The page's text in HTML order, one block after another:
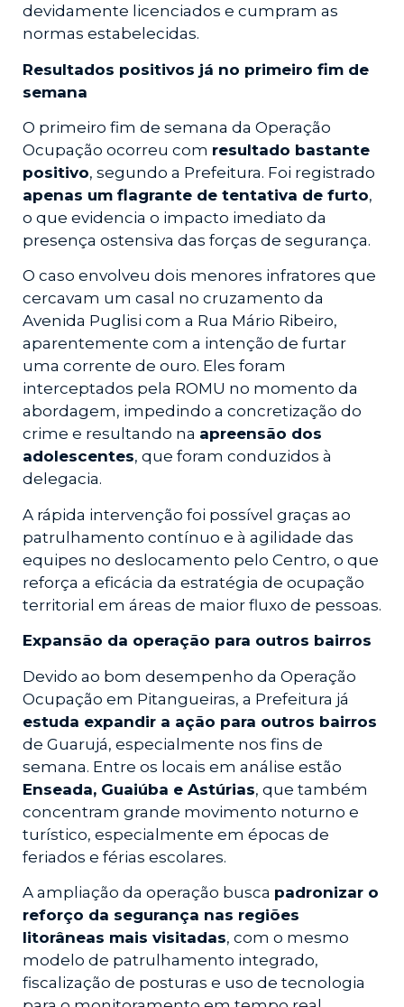
devidamente licenciados e cumpram as
normas estabelecidas.
Resultados positivos já no primeiro fim de
semana
O primeiro fim de semana da Operação
Ocupação ocorreu com resultado bastante
positivo, segundo a Prefeitura. Foi registrado
apenas um flagrante de tentativa de furto,
o que evidencia o impacto imediato da
presença ostensiva das forças de segurança.
O caso envolveu dois menores infratores que
cercavam um casal no cruzamento da
Avenida Puglisi com a Rua Mário Ribeiro,
aparentemente com a intenção de furtar
uma corrente de ouro. Eles foram
interceptados pela ROMU no momento da
abordagem, impedindo a concretização do
crime e resultando na apreensão dos
adolescentes, que foram conduzidos à
delegacia.
A rápida intervenção foi possível graças ao
patrulhamento contínuo e à agilidade das
equipes no deslocamento pelo Centro, o que
reforça a eficácia da estratégia de ocupação
territorial em áreas de maior fluxo de pessoas.
Expansão da operação para outros bairros
Devido ao bom desempenho da Operação
Ocupação em Pitangueiras, a Prefeitura já
estuda expandir a ação para outros bairros
de Guarujá, especialmente nos fins de
semana. Entre os locais em análise estão
Enseada, Guaiúba e Astúrias, que também
concentram grande movimento noturno e
turístico, especialmente em épocas de
feriados e férias escolares.
A ampliação da operação busca padronizar o
reforço da segurança nas regiões
litorâneas mais visitadas, com o mesmo
modelo de patrulhamento integrado,
fiscalização de posturas e uso de tecnologia